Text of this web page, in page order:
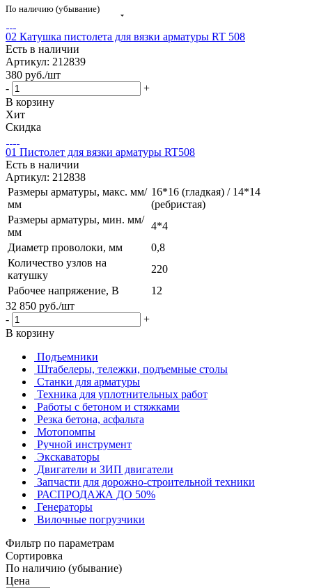
По наличию (убывание)
02 Катушка пистолета для вязки арматуры RT 508
Есть в наличии
Артикул: 212839
380 руб./шт
-
+
В корзину
Хит
Скидка
01 Пистолет для вязки арматуры RT508
Есть в наличии
Артикул: 212838
Размеры арматуры, макс. мм/
мм
16*16 (гладкая) / 14*14
(ребристая)
Размеры арматуры, мин. мм/
мм
4*4
Диаметр проволоки, мм
0,8
Количество узлов на
катушку
220
Рабочее напряжение, В
12
32 850 руб./шт
-
+
В корзину
Подъемники
Штабелеры, тележки, подъемные столы
Станки для арматуры
Техника для уплотнительных работ
Работы с бетоном и стяжками
Резка бетона, асфальта
Мотопомпы
Ручной инструмент
Экскаваторы
Двигатели и ЗИП двигатели
Запчасти для дорожно-строительной техники
РАСПРОДАЖА ДО 50%
Генераторы
Вилочные погрузчики
Фильтр по параметрам
Сортировка
По наличию (убывание)
Цена